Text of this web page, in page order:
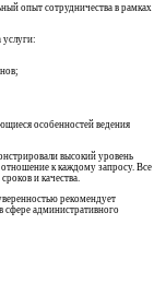
опыт сотрудничества в рамках
услуги:
особенностей ведения
высокий уровень
к каждому запросу. Все
и качества.
рекомендует
сфере административного